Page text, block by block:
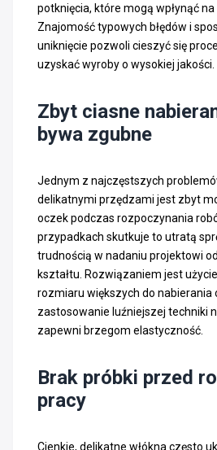
potknięcia, które mogą wpłynąć
Znajomość typowych błędów i
uniknięcie pozwoli cieszyć się
uzyskać wyroby o wysokiej jakości.
Zbyt ciasne
bywa zgubne
Jednym z najczęstszych
delikatnymi przędzami jest zbyt
oczek podczas rozpoczynania
przypadkach skutkuje to utratą
trudnością w nadaniu projektowi
kształtu. Rozwiązaniem jest
rozmiaru większych do nabierania
zastosowanie luźniejszej techniki
zapewni brzegom elastyczność.
Brak próbki przed
pracy
Cienkie, delikatne włókna często